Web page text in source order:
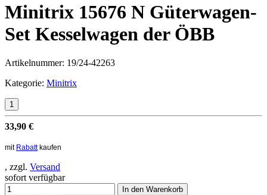
Minitrix 15676 N Güterwagen-
Set Kesselwagen der ÖBB
Artikelnummer: 19/24-42263
Kategorie: Minitrix
33,90 €
mit Rabattkaufen
, zzgl. Versand
sofort verfügbar
In den Warenkorb